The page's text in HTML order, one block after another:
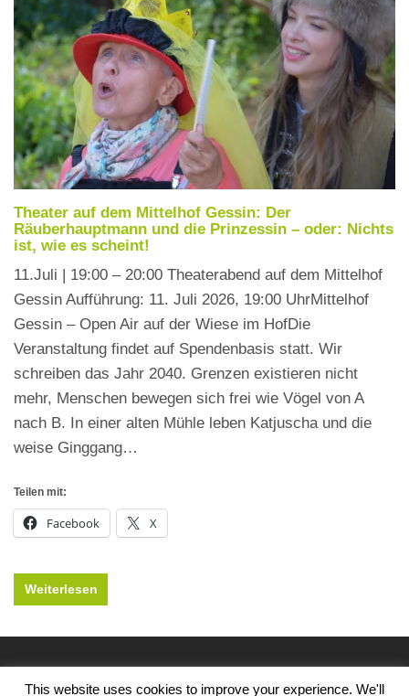
Theater auf dem Mittelhof Gessin: Der
Räuberhauptmann und die Prinzessin – oder: Nichts
ist, wie es scheint!
11.Juli | 19:00 – 20:00 Theaterabend auf dem Mittelhof
Gessin Aufführung: 11. Juli 2026, 19:00 UhrMittelhof
Gessin – Open Air auf der Wiese im HofDie
Veranstaltung findet auf Spendenbasis statt. Wir
schreiben das Jahr 2040. Grenzen existieren nicht
mehr, Menschen bewegen sich frei wie Vögel von A
nach B. In einer alten Mühle leben Katjuscha und die
weise Ginggang…
Teilen mit:
Facebook X
Weiterlesen
This website uses cookies to improve your experience. We'll
Copyright 2026 Die Meck-Schweizer